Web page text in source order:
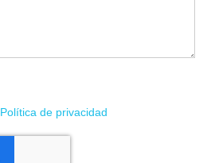
Política de privacidad